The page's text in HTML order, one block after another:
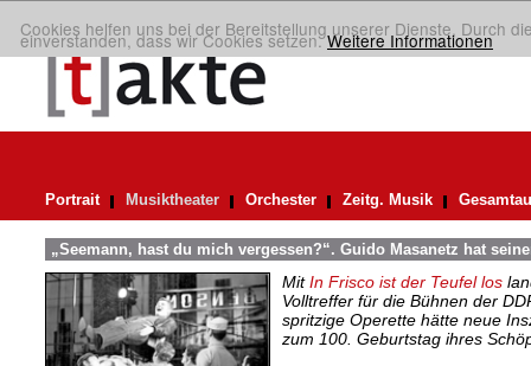
Cookies helfen uns bei der Bereitstellung unserer Dienste. Durch
einverstanden, dass wir Cookies setzen.Weitere Informationen
Portrait Musiktheater Orchester Zeitg. Musik
„Seemann, hast du mich vergessen?“. Guido Masanetz hat
MitIn Frisco ist der Teufel los
Volltreffer für die Bühnen der
spritzige Operette hätte neue
zum 100. Geburtstag ihres